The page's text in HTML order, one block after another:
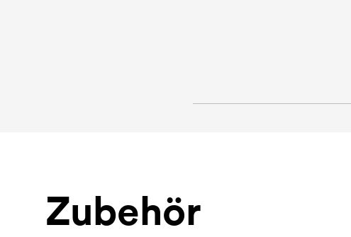
Zubehör